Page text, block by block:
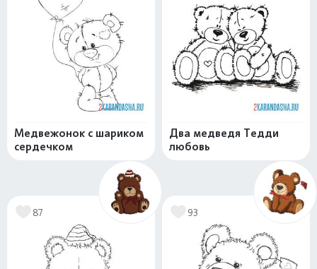
Медвежонок с шариком
сердечком
Два медведя Тедди
любовь
87 93